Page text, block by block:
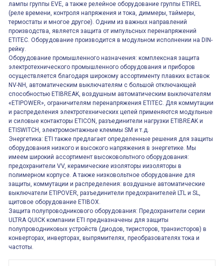
лампы группы EVE, а также релейное оборудование группы ETIREL
(реле времени, контроля напряжения и тока, диммеры, таймеры,
термостаты и многое другое). Одним из важных направлений
производства, является защита от импульсных перенапряжений
ETITEC. Оборудование производится в модульном исполнении на DIN-
рейку.
Оборудование промышленного назначения: комплексная защита
электротехнического промышленного оборудования и приборов
осуществляется благодаря широкому ассортименту плавких вставок
NV-NH, автоматическим выключателям с большой отключающей
способностью ETIBREAK, воздушным автоматическим выключателям
«ETIPOWER», ограничителям перенапряжения ETITEC. Для коммутации
и распределения электротехнических цепей применяются модульные
и силовые контакторы ETICON, разъединители нагрузки ETIBREAK и
ETISWITCH, электромонтажные клеммы SM и т.д.
Энергетика: ETI также предлагает определенные решения для защиты
оборудования низкого и высокого напряжения в энергетике. Мы
имеем широкий ассортимент высоковольтного оборудования:
предохранители VV, керамические изоляторы иизоляторы в
полимерном корпусе. А также низковольтное оборудование для
защиты, коммутации и распределения: воздушные автоматические
выключатели ETIPOVER, разъединители предохранителей LTL и SL,
щитовое оборудование ETIBOX.
Защита полупроводникового оборудования: Предохранители серии
ULTRA QUICK компании ETI предназначены для защиты
полупроводниковых устройств (диодов, тиристоров, транзисторов) в
конверторах, инверторах, выпрямителях, преобразователях тока и
частоты.